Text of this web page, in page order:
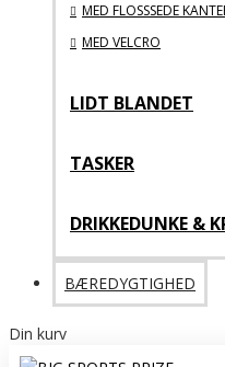
MED FLOSSSEDE
MED VELCRO
LIDT BLANDET
TASKER
DRIKKEDUNKE &
BÆREDYGTIGHED
Din kurv